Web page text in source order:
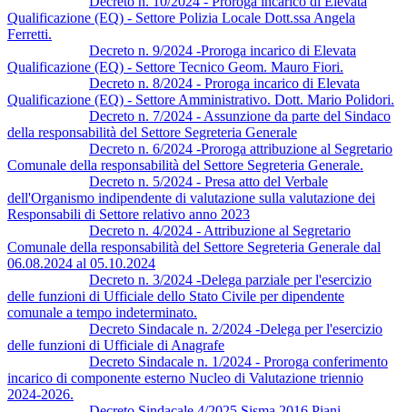
Qualificazione (EQ) - Settore Polizia Locale Dott.ssa Angela
Ferretti.
Decreto n. 9/2024 -Proroga incarico di Elevata
Qualificazione (EQ) - Settore Tecnico Geom. Mauro Fiori.
Decreto n. 8/2024 - Proroga incarico di Elevata
Qualificazione (EQ) - Settore Amministrativo. Dott. Mario Polidori.
Decreto n. 7/2024 - Assunzione da parte del Sindaco
della responsabilità del Settore Segreteria Generale
Decreto n. 6/2024 -Proroga attribuzione al Segretario
Comunale della responsabilità del Settore Segreteria Generale.
Decreto n. 5/2024 - Presa atto del Verbale
dell'Organismo indipendente di valutazione sulla valutazione dei
Responsabili di Settore relativo anno 2023
Decreto n. 4/2024 - Attribuzione al Segretario
Comunale della responsabilità del Settore Segreteria Generale dal
06.08.2024 al 05.10.2024
Decreto n. 3/2024 -Delega parziale per l'esercizio
delle funzioni di Ufficiale dello Stato Civile per dipendente
comunale a tempo indeterminato.
Decreto Sindacale n. 2/2024 -Delega per l'esercizio
delle funzioni di Ufficiale di Anagrafe
Decreto Sindacale n. 1/2024 - Proroga conferimento
incarico di componente esterno Nucleo di Valutazione triennio
2024-2026.